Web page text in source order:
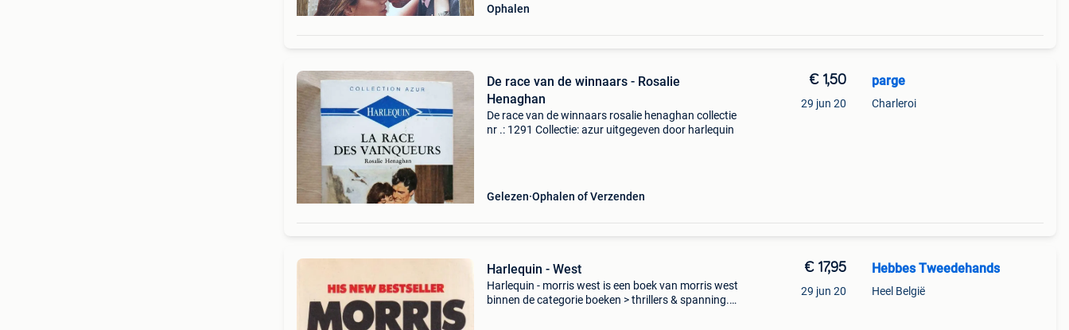
Ophalen
De race van de winnaars - Rosalie
Henaghan
De race van de winnaars rosalie henaghan collectie
nr .: 1291 Collectie: azur uitgegeven door harlequin
Gelezen Ophalen of Verzenden
€ 1,50
29 jun 20
parge
Charleroi
Harlequin - West
Harlequin - morris west is een boek van morris west
binnen de categorie boeken > thrillers & spanning.
€ 17,95
29 jun 20
Hebbes Tweedehands
Heel België